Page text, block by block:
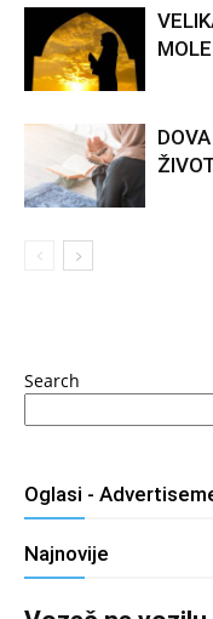
Search
Oglasi -
Najnovije